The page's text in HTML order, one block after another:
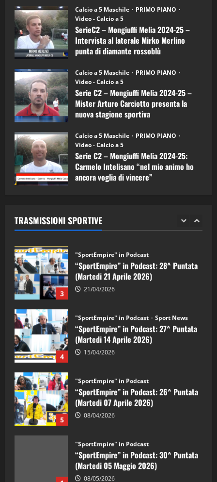
6)
–
Intervista
a
mister
Arturo
Carciotto
(Mongiuffi
Calcio a 5 Maschile
PRIMO PIANO
Video - Calcio a 5
SerieC2 – Mongiuffi Melia 2024-25 –
Intervista al laterale Mirko Merlino
punta di diamante rossoblù
Calcio a 5 Maschile
PRIMO PIANO
Video - Calcio a 5
Serie C2 – Mongiuffi Melia 2024-25 –
Mister Arturo Carciotto presenta la
nuova stagione sportiva
Calcio a 5 Maschile
PRIMO PIANO
Video - Calcio a 5
Serie C2 – Mongiuffi Melia 2024-25:
Carmelo Intelisano “nel mio animo ho
ancora voglia di vincere”
TRASMISSIONI SPORTIVE
4
“SportEmpire” in Podcast: 27^ Puntata
(Martedi 14 Aprile 2026)
15/04/2026
5
“SportEmpire” in Podcast: 26^ Puntata
(Martedi 07 Aprile 2026)
08/04/2026
1
“SportEmpire” in Podcast: 30^ Puntata
(Martedi 05 Maggio 2026)
08/05/2026
2 28/04/2026
3
“SportEmpire” in Podcast: 28^ Puntata
(Martedi 21 Aprile 2026)
4
“SportEmpire” in Podcast: 27^ Puntata
(Martedi 14 Aprile 2026)
5
“SportEmpire” in Podcast: 26^ Puntata
(Martedi 07 Aprile 2026)
1
“SportEmpire” in Podcast: 30^ Puntata
(Martedi 05 Maggio 2026)